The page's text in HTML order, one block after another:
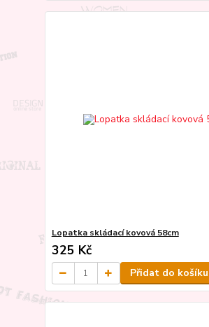
Lopatka skládací kovová 58cm
325 Kč
Přidat do košíku